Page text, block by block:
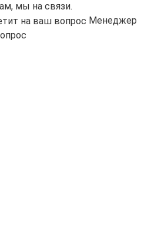
мы на связи.
Менеджер